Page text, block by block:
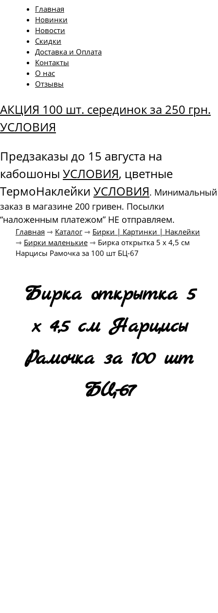
Главная
Новинки
Новости
Скидки
Доставка и Оплата
Контакты
О нас
Отзывы
АКЦИЯ 100 шт. серединок за 250 грн.
УСЛОВИЯ
Предзаказы до 15 августа на
кабошоны УСЛОВИЯ, цветные
ТермоНаклейки УСЛОВИЯ. Минимальный
заказ в магазине 200 гривен. Посылки
“наложенным платежом” НЕ отправляем.
Главная ⇾ Каталог⇾ Бирки | Картинки | Наклейки
⇾ Бирки маленькие ⇾ Бирка открытка 5 х 4,5 см
Нарцисы Рамочка за 100 шт БЦ-67
Бирка открытка 5
х 4,5 см Нарцисы
Рамочка за 100 шт
БЦ-67